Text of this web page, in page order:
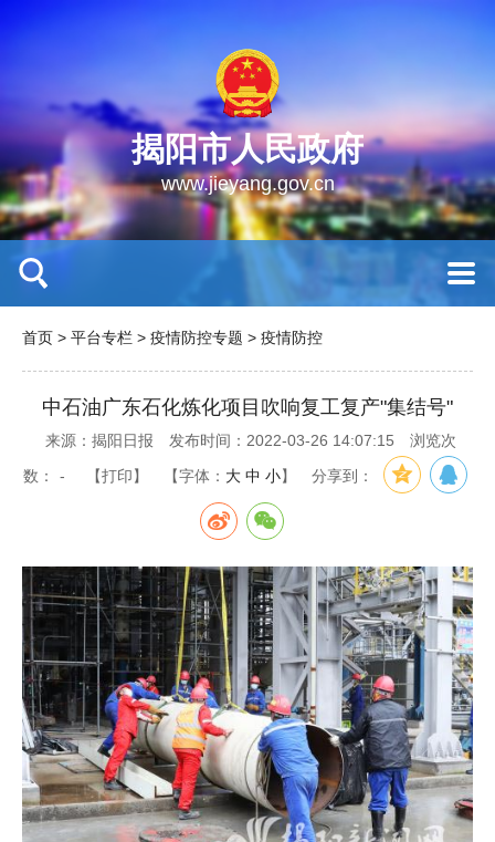
揭阳市人民政府
www.jieyang.gov.cn
首页 > 平台专栏 > 疫情防控专题 > 疫情防控
中石油广东石化炼化项目吹响复工复产"集结号"
来源：揭阳日报 发布时间：2022-03-26 14:07:15 浏览次
数： - 【打印】 【字体： 大 中 小】 分享到：